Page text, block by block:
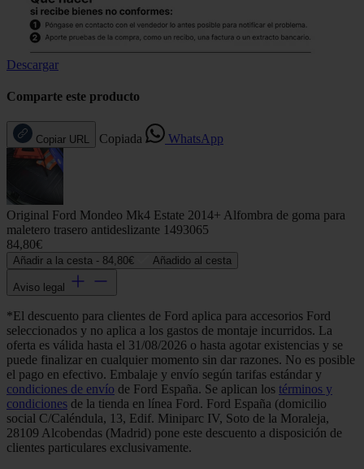
Descargar
Comparte este producto
Copiar URL Copiada WhatsApp
Original Ford Mondeo Mk4 Estate 2014+ Alfombra de goma para
maletero trasero antideslizante 1493065
84,80€
Añadir a la cesta - 84,80€ Añadido al cesta
Aviso legal
*El descuento para clientes de Ford aplica para accesorios Ford
seleccionados y no aplica a los gastos de montaje incurridos. La
oferta es válida hasta el 31/08/2026 o hasta agotar existencias y se
puede finalizar en cualquier momento sin dar razones. No es posible
el pago en efectivo. Embalaje y envío según tarifas estándar y
condiciones de envío de Ford España. Se aplican los términos y
condiciones de la tienda en línea Ford. Ford España (domicilio
social C/Caléndula, 13, Edif. Miniparc IV, Soto de la Moraleja,
28109 Alcobendas (Madrid) pone este descuento a disposición de
clientes particulares exclusivamente.